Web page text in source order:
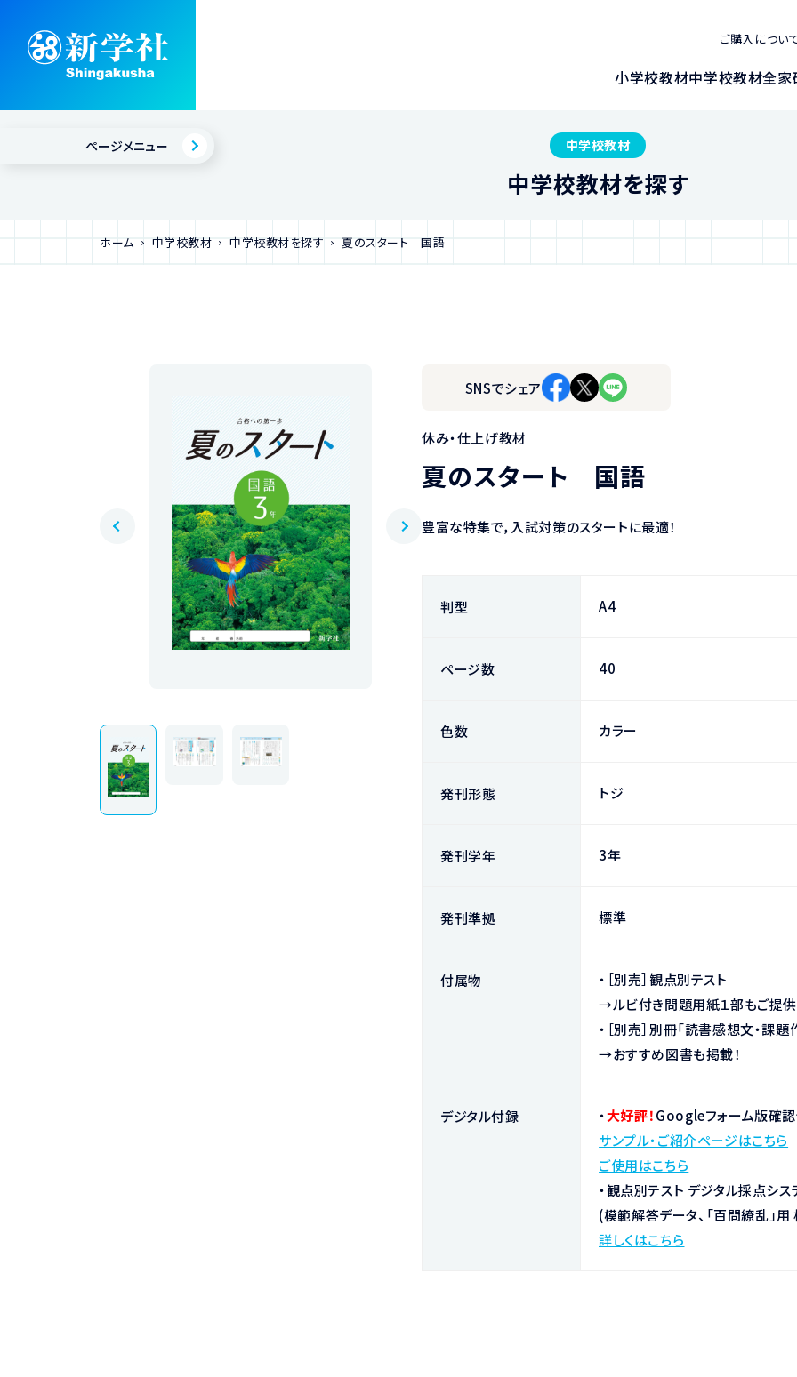
ご購入につい
小学校教材中学校教材全家
中学校教材
中学校教材を探す
ホーム 中学校教材 中学校教材を探す 夏のスタート 国語
ページメニュー
SNSでシェア
休み・仕上げ教材
夏のスタート 国語
豊富な特集で，入試対策のスタートに最適！
判型 A4
ページ数 40
色数 カラー
発刊形態 トジ
発刊学年 3年
発刊準拠 標準
付属物
・［別売］観点別テスト
→ルビ付き問題用紙１部もご提供
・［別売］別冊「読書感想文・課題
→おすすめ図書も掲載！
デジタル付録 ・大好評！Googleフォーム版確認
サンプル・ご紹介ページはこちら
ご使用はこちら
・観点別テスト デジタル採点シ
(模範解答データ、「百問繚乱」
詳しくはこちら